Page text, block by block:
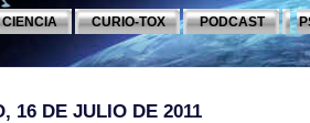
CIENCIA CURIO-TOX PODCAST
16 DE JULIO DE 2011